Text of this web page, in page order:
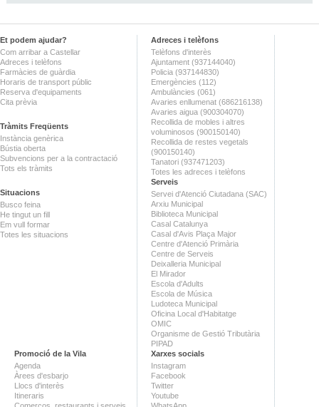
Et podem ajudar?
Com arribar a Castellar
Adreces i telèfons
Farmàcies de guàrdia
Horaris de transport públic
Reserva d'equipaments
Cita prèvia
Tràmits Freqüents
Instància genèrica
Bústia oberta
Subvencions per a la contractació
Tots els tràmits
Situacions
Busco feina
He tingut un fill
Em vull formar
Totes les situacions
Adreces i telèfons
Telèfons d'interès
Ajuntament (937144040)
Policia (937144830)
Emergències (112)
Ambulàncies (061)
Avaries enllumenat (686216138)
Avaries aigua (900304070)
Recollida de mobles i altres
voluminosos (900150140)
Recollida de restes vegetals
(900150140)
Tanatori (937471203)
Totes les adreces i telèfons
Serveis
Servei d'Atenció Ciutadana (SAC)
Arxiu Municipal
Biblioteca Municipal
Casal Catalunya
Casal d'Avis Plaça Major
Centre d'Atenció Primària
Centre de Serveis
Deixalleria Municipal
El Mirador
Escola d'Adults
Escola de Música
Ludoteca Municipal
Oficina Local d'Habitatge
OMIC
Organisme de Gestió Tributària
PIPAD
Promoció de la Vila
Agenda
Àrees d'esbarjo
Llocs d'interès
Itineraris
Xarxes socials
Instagram
Facebook
Twitter
Youtube